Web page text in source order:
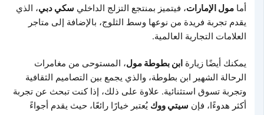
أمامول الإمارات، فيتميز بمنتجع التزلج الداخليسكي دبي، الذي
يقدم تجربة فريدة من نوعها وسط الثلوج، بالإضافة إلى متاجر
العلامات التجارية العالمية.
يمكنك أيضًا زيارةابن بطوطة مول، المستوحى من مغامرات
الرحالة الشهير ابن بطوطة، والذي يجمع بين التصاميم الثقافية
وتجربة تسوق استثنائية. علاوة على ذلك، إذا كنت تبحث عن تجربة
أكثر هدوءًا، فإنسيتي ووكيُعتبر خيارًا رائعًا، حيث يقدم أجواءً